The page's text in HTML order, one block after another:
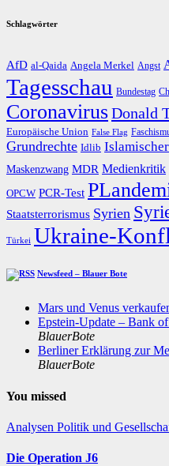
Schlagwörter
AfD al-Qaida Angela Merkel Angst
Tagesschau Bundestag
CoronavirusDonald
Europäische Union False Flag
Grundrechte Idlib
Maskenzwang MDR Medienkritik
OPCW PCR-Test
Staatsterrorismus Syrien
Türkei Ukraine-
Newsfeed – Blauer Bote
Mars und Venus
Epstein-Update – Bank
BlauerBote
Berliner Erklärung zur
BlauerBote
You missed
Analysen Politik und
Die Operation J6